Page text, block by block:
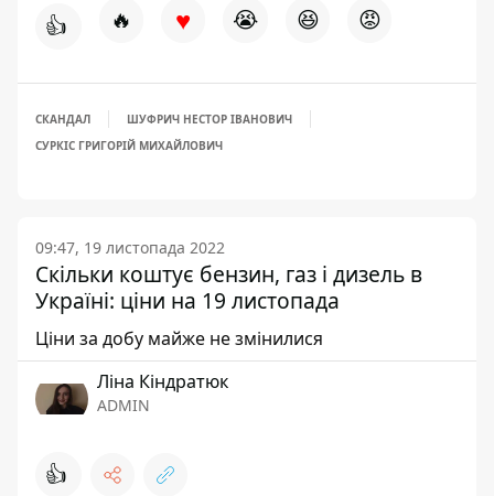
👍 🔥 ♥ 😭 😆 😡
СКАНДАЛ
ШУФРИЧ НЕСТОР ІВАНОВИЧ
СУРКІС ГРИГОРІЙ МИХАЙЛОВИЧ
09:47, 19 листопада 2022
Скільки коштує бензин, газ і дизель в
Україні: ціни на 19 листопада
Ціни за добу майже не змінилися
Ліна Кіндратюк
ADMIN
👍